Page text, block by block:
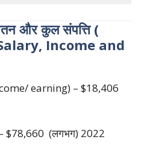
और कुल संपत्ति(
Income and
earning) – $18,406
$78,660 (लगभग) 2022